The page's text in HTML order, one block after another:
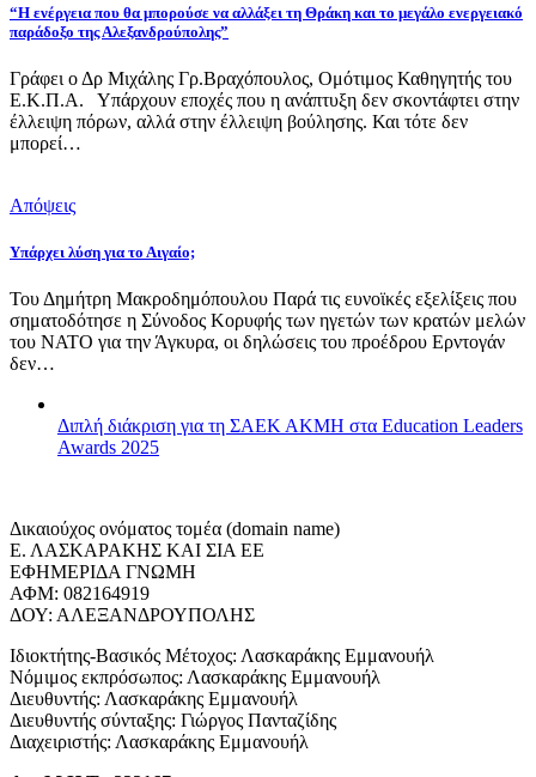
“Η ενέργεια που θα μπορούσε να αλλάξει τη Θράκη και το μεγάλο ενεργειακό
παράδοξο της Αλεξανδρούπολης”
Γράφει ο Δρ Μιχάλης Γρ.Βραχόπουλος, Ομότιμος Καθηγητής του
Ε.Κ.Π.Α. Υπάρχουν εποχές που η ανάπτυξη δεν σκοντάφτει στην
έλλειψη πόρων, αλλά στην έλλειψη βούλησης. Και τότε δεν
μπορεί…
Απόψεις
Υπάρχει λύση για το Αιγαίο;
Του Δημήτρη Μακροδημόπουλου Παρά τις ευνοϊκές εξελίξεις που
σηματοδότησε η Σύνοδος Κορυφής των ηγετών των κρατών μελών
του ΝΑΤΟ για την Άγκυρα, οι δηλώσεις του προέδρου Ερντογάν
δεν…
Διπλή διάκριση για τη ΣΑΕΚ ΑΚΜΗ στα Education Leaders
Awards 2025
Δικαιούχος ονόματος τομέα (domain name)
Ε. ΛΑΣΚΑΡΑΚΗΣ ΚΑΙ ΣΙΑ ΕΕ
ΕΦΗΜΕΡΙΔΑ ΓΝΩΜΗ
ΑΦΜ: 082164919
ΔΟΥ: ΑΛΕΞΑΝΔΡΟΥΠΟΛΗΣ
Ιδιοκτήτης-Βασικός Μέτοχος: Λασκαράκης Εμμανουήλ
Νόμιμος εκπρόσωπος: Λασκαράκης Εμμανουήλ
Διευθυντής: Λασκαράκης Εμμανουήλ
Διευθυντής σύνταξης: Γιώργος Πανταζίδης
Διαχειριστής: Λασκαράκης Εμμανουήλ